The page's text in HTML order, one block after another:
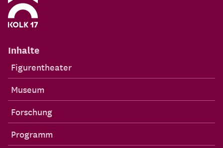
Inhalte
Figurentheater
Museum
Forschung
Programm